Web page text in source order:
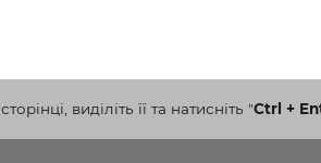
виділіть її та натисніть "Ctrl +